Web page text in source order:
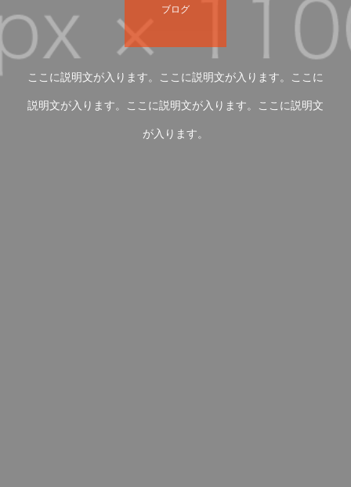
ブログ
ここに説明文が入ります。ここに説明文が入ります。ここに
説明文が入ります。ここに説明文が入ります。ここに説明文
が入ります。